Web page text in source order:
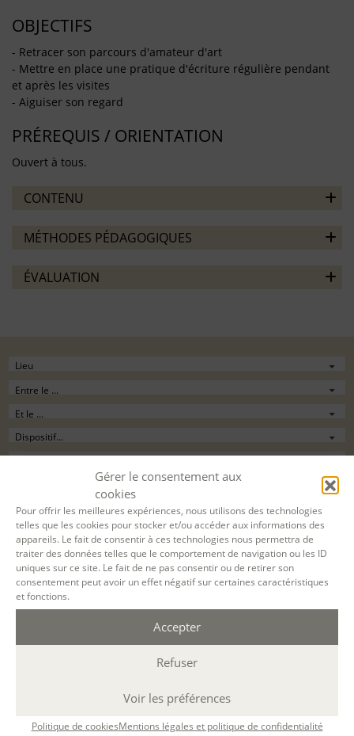
Gérer le consentement aux
cookies
Pour offrir les meilleures expériences, nous utilisons des technologies
telles que les cookies pour stocker et/ou accéder aux informations des
appareils. Le fait de consentir à ces technologies nous permettra de
traiter des données telles que le comportement de navigation ou les ID
uniques sur ce site. Le fait de ne pas consentir ou de retirer son
consentement peut avoir un effet négatif sur certaines caractéristiques
et fonctions.
Accepter
Refuser
Voir les préférences
Politique de cookiesMentions légales et politique de confidentialité
OBJECTIFS
- Retracer son parcours d'amateur d'art
- Mettre en place une pratique d'écriture régulière pendant
et après les visites
- Aiguiser son regard
PRÉREQUIS / ORIENTATION
Ouvert à tous.
CONTENU
MÉTHODES PÉDAGOGIQUES
ÉVALUATION
03 NOV. 2026
05 JANV. 2027
A DISTANCE
CARNETS D'ART